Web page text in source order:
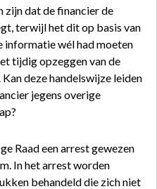
zijn dat de financier de
terwijl het dit op basis van
informatie wél had moeten
tijdig opzeggen van de
deze handelswijze leiden
jegens overige
Raad een arrest gewezen
In het arrest worden
behandeld die zich niet